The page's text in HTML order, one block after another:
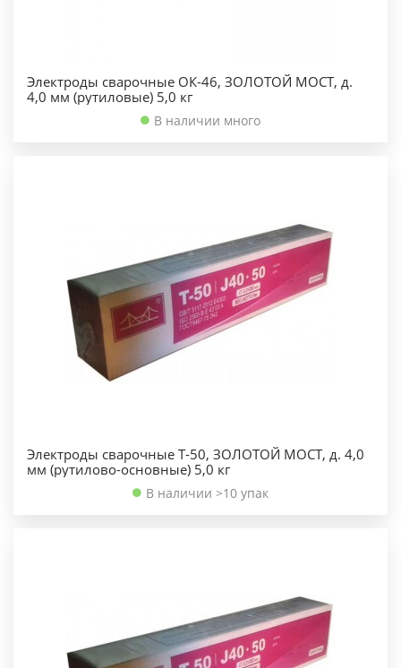
Электроды сварочные ОК-46, ЗОЛОТОЙ МОСТ, д.
4,0 мм (рутиловые) 5,0 кг
В наличии много
Электроды сварочные Т-50, ЗОЛОТОЙ МОСТ, д. 4,0
мм (рутилово-основные) 5,0 кг
В наличии >10 упак